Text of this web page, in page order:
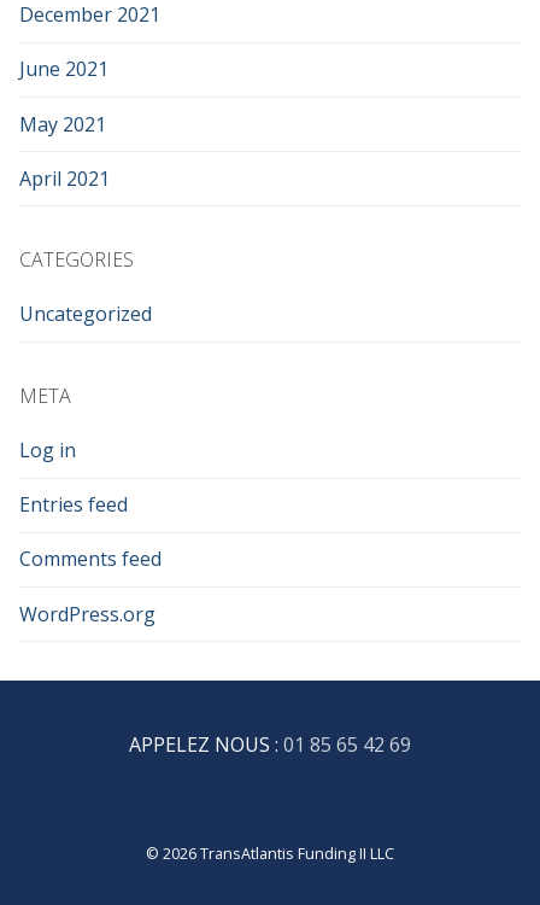
December 2021
June 2021
May 2021
April 2021
CATEGORIES
Uncategorized
META
Log in
Entries feed
Comments feed
WordPress.org
APPELEZ NOUS : 01 85 65 42 69
© 2026 TransAtlantis Funding II LLC